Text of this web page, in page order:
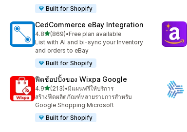
Built for Shopify
CedCommerce eBay Integration
4.8เต็ม 5 ดาว
(869)
ทั้งหมด 869 รีวิว
•Free plan available
List with AI and bi-sync your Inventory
and orders to eBay
Built for Shopify
ฟีดช้อปปิ้งของ Wixpa Google
4.9เต็ม 5 ดาว
(213)
ทั้งหมด 213 รีวิว
•มีแผนฟรีให้บริการ
สร้างฟีดผลิตภัณฑ์หลายรายการสำหรับ
Google Shopping Microsoft
Built for Shopify